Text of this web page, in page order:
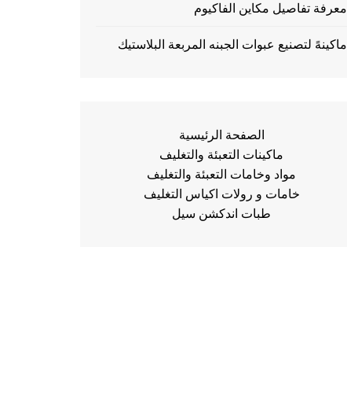
معرفة تفاصيل مكاين الفاكيوم
ماكينهً لتصنيع عبوات الجبنه المربعة البلاستيك
الصفحة الرئيسية
ماكينات التعبئة والتغليف
مواد وخامات التعبئة والتغليف
خامات و رولات اكياس التغليف
طبات اندكشن سيل